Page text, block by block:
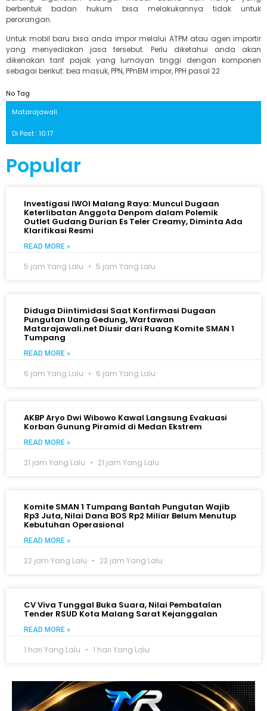
berbentuk badan hukum bisa melakukannya tidak untuk
perorangan.
Untuk mobil baru bisa anda impor melalui ATPM atau agen importir
yang menyediakan jasa tersebut. Perlu diketahui anda akan
dikenakan tarif pajak yang lumayan tinggi dengan komponen
sebagai berikut: bea masuk, PPN, PPnBM impor, PPH pasal 22
No Tag
Matarajawali
Di Post : 10:17
Popular
Investigasi IWOI Malang Raya: Muncul Dugaan
Keterlibatan Anggota Denpom dalam Polemik
Outlet Gudang Durian Es Teler Creamy, Diminta Ada
Klarifikasi Resmi
READ MORE »
5 jam Yang Lalu 5 jam Yang Lalu
Diduga Diintimidasi Saat Konfirmasi Dugaan
Pungutan Uang Gedung, Wartawan
Matarajawali.net Diusir dari Ruang Komite SMAN 1
Tumpang
READ MORE »
6 jam Yang Lalu 6 jam Yang Lalu
AKBP Aryo Dwi Wibowo Kawal Langsung Evakuasi
Korban Gunung Piramid di Medan Ekstrem
READ MORE »
21 jam Yang Lalu 21 jam Yang Lalu
Komite SMAN 1 Tumpang Bantah Pungutan Wajib
Rp3 Juta, Nilai Dana BOS Rp2 Miliar Belum Menutup
Kebutuhan Operasional
READ MORE »
22 jam Yang Lalu 22 jam Yang Lalu
CV Viva Tunggal Buka Suara, Nilai Pembatalan
Tender RSUD Kota Malang Sarat Kejanggalan
READ MORE »
1 hari Yang Lalu 1 hari Yang Lalu